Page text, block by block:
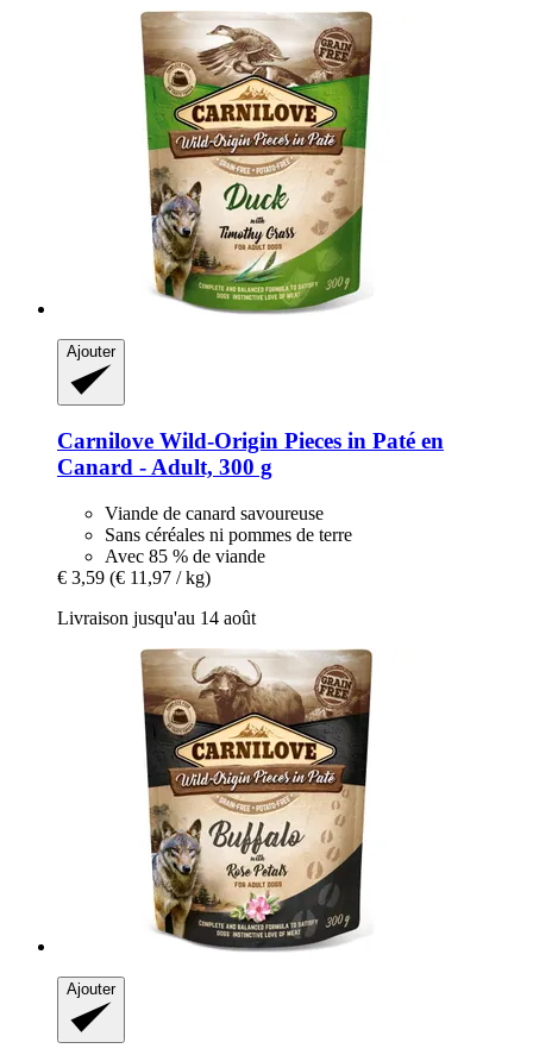
Ajouter
Carnilove Wild-​Origin Pieces in Paté en
Canard -​ Adult, 300 g
Viande de canard savoureuse
Sans céréales ni pommes de terre
Avec 85 % de viande
€ 3,59 (€ 11,97 / kg)
Livraison jusqu'au 14 août
Ajouter